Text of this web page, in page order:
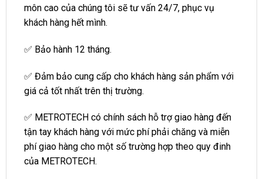
môn cao của chúng tôi sẽ tư vấn 24/7, phục vụ
khách hàng hết mình.
✅ Bảo hành 12 tháng.
✅ Đảm bảo cung cấp cho khách hàng sản phẩm với
giá cả tốt nhất trên thị trường.
✅ METROTECH có chính sách hỗ trợ giao hàng đến
tận tay khách hàng với mức phí phải chăng và miễn
phí giao hàng cho một số trường hợp theo quy đinh
của METROTECH.